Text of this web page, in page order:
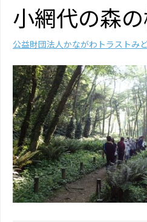
小網代の森
公益財団法人かながわトラストみ